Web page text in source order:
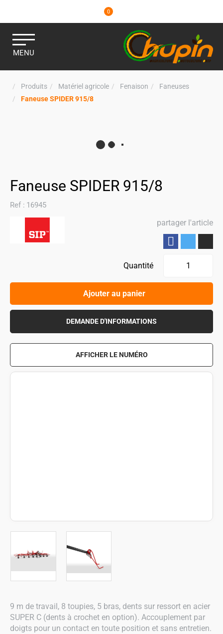
0
MENU
Produits Matériel agricole Fenaison
Faneuses
Faneuse SPIDER 915/8
Faneuse SPIDER 915/8
Ref : 16945
partager l'article
9 m de travail, 8 toupies, 5 bras, dents sur ressort en acier
SUPER C (dents à crochet en option). Accouplement par
doigts pour un contact en toute position et sans entretien.
Quantité
Ajouter au panier
DEMANDE D'INFORMATIONS
AFFICHER LE NUMÉRO